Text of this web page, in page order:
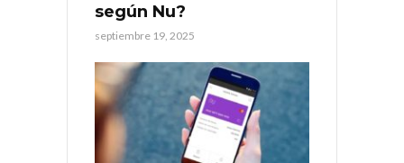
según Nu?
septiembre 19, 2025